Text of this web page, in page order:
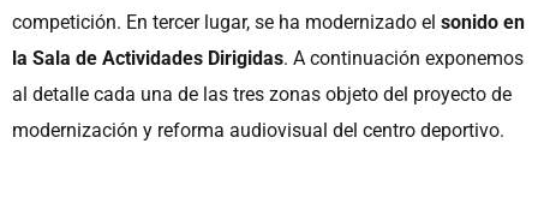
competición. En tercer lugar, se ha modernizado el sonido en
la Sala de Actividades Dirigidas. A continuación exponemos
al detalle cada una de las tres zonas objeto del proyecto de
modernización y reforma audiovisual del centro deportivo.